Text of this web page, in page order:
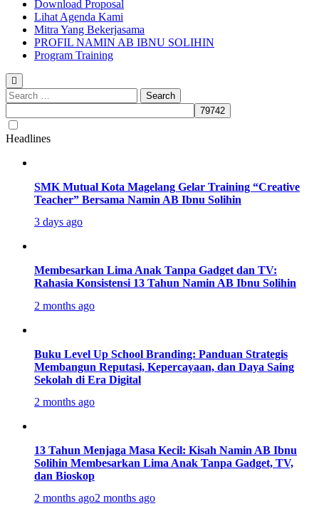
Download Proposal
Lihat Agenda Kami
Mitra Yang Bekerjasama
PROFIL NAMIN AB IBNU SOLIHIN
Program Training
Search
for:
Headlines
SMK Mutual Kota Magelang Gelar Training “Creative
Teacher” Bersama Namin AB Ibnu Solihin
3 days ago
Membesarkan Lima Anak Tanpa Gadget dan TV:
Rahasia Konsistensi 13 Tahun Namin AB Ibnu Solihin
2 months ago
Buku Level Up School Branding: Panduan Strategis
Membangun Reputasi, Kepercayaan, dan Daya Saing
Sekolah di Era Digital
2 months ago
13 Tahun Menjaga Masa Kecil: Kisah Namin AB Ibnu
Solihin Membesarkan Lima Anak Tanpa Gadget, TV,
dan Bioskop
2 months ago2 months ago